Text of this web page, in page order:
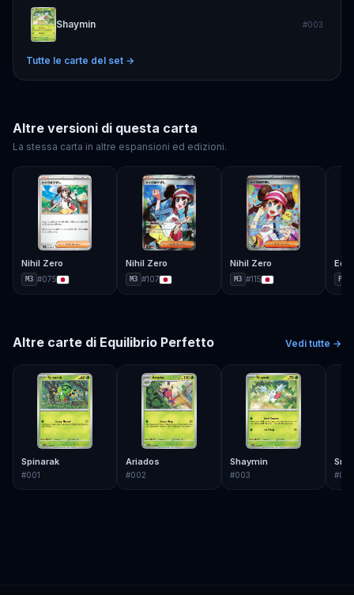
Shaymin #003
Tutte le carte del set →
Altre versioni di questa carta
La stessa carta in altre espansioni ed edizioni.
Nihil Zero
M3 #075
Nihil Zero
M3 #107
Nihil Zero
M3 #115 POR
Altre carte di Equilibrio Perfetto Vedi tutte →
Spinarak
#001
Ariados
#002
Shaymin
#003 #